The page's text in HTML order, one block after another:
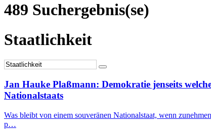
489 Suchergebnis(se)
Staatlichkeit
Jan Hauke Plaßmann: Demokratie jenseits
Nationalstaats
Was bleibt von einem souveränen Nationalstaat, wenn
p…